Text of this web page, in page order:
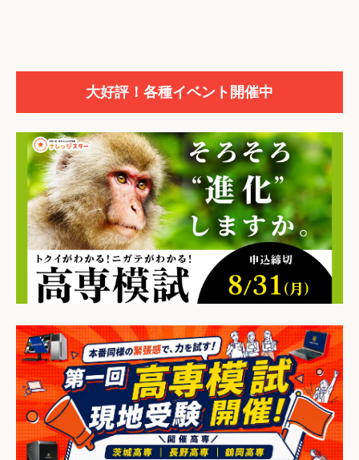
大好評！各種イベント開催中